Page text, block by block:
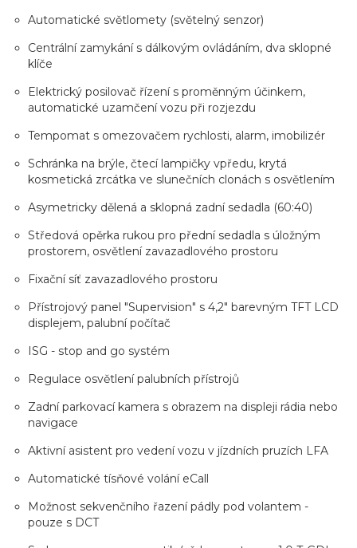
Automatické světlomety (světelný senzor)
Centrální zamykání s dálkovým ovládáním, dva sklopné
klíče
Elektrický posilovač řízení s proměnným účinkem,
automatické uzamčení vozu při rozjezdu
Tempomat s omezovačem rychlosti, alarm, imobilizér
Schránka na brýle, čtecí lampičky vpředu, krytá
kosmetická zrcátka ve slunečních clonách s osvětlením
Asymetricky dělená a sklopná zadní sedadla (60:40)
Středová opěrka rukou pro přední sedadla s úložným
prostorem, osvětlení zavazadlového prostoru
Fixační síť zavazadlového prostoru
Přístrojový panel "Supervision" s 4,2" barevným TFT LCD
displejem, palubní počítač
ISG - stop and go systém
Regulace osvětlení palubních přístrojů
Zadní parkovací kamera s obrazem na displeji rádia nebo
navigace
Aktivní asistent pro vedení vozu v jízdních pruzích LFA
Automatické tísňové volání eCall
Možnost sekvenčního řazení pádly pod volantem -
pouze s DCT